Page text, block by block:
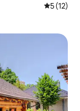
レビュー
5 (12)